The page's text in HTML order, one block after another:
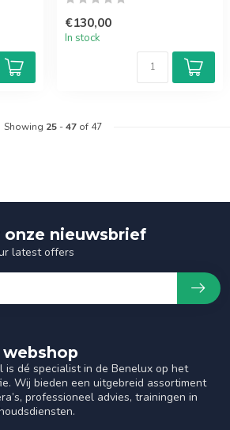
€130,00
In stock
Showing 25 -47 of 47
is dé specialist in de Benelux op het
Wij bieden een uitgebreid assortiment
professioneel advies, trainingen in
nieuwsbrief
latest offers